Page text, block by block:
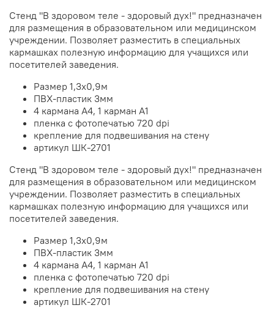
Стенд "В здоровом теле - здоровый дух!" предназначен
для размещения в образовательном или медицинском
учреждении. Позволяет разместить в специальных
кармашках полезную информацию для учащихся или
посетителей заведения.
Размер 1,3х0,9м
ПВХ-пластик 3мм
4 кармана А4, 1 карман А1
пленка с фотопечатью 720 dpi
крепление для подвешивания на стену
артикул ШК-2701
Стенд "В здоровом теле - здоровый дух!" предназначен
для размещения в образовательном или медицинском
учреждении. Позволяет разместить в специальных
кармашках полезную информацию для учащихся или
посетителей заведения.
Размер 1,3х0,9м
ПВХ-пластик 3мм
4 кармана А4, 1 карман А1
пленка с фотопечатью 720 dpi
крепление для подвешивания на стену
артикул ШК-2701